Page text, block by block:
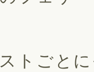
トごと